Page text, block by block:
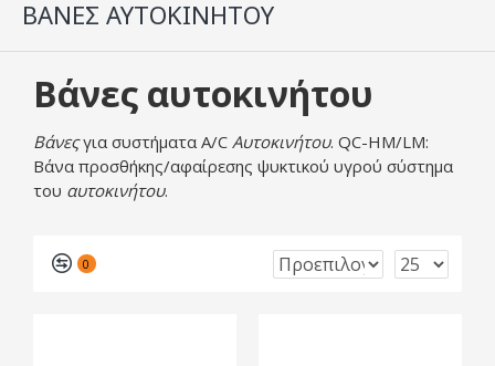
ΒΆΝΕΣ ΑΥΤΟΚΙΝΉΤΟΥ
Βάνες αυτοκινήτου
Βάνεςγια συστήματα A/C Αυτοκινήτου. QC-HM/LM:
Βάνα προσθήκης/αφαίρεσης ψυκτικού υγρού σύστημα
του αυτοκινήτου.
0